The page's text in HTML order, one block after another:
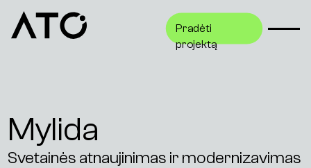
Pradėti
projektą
Pradėti
projektą
Mylida
Svetainės atnaujinimas ir modernizavimas